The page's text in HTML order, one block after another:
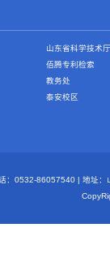
山东省科学技术厅
佰腾专利检索
教务处
泰安校区
：0532-86057540 | 地址：